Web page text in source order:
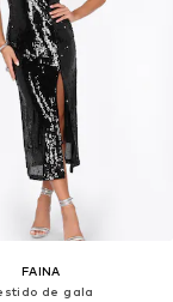
FAINA
de gala